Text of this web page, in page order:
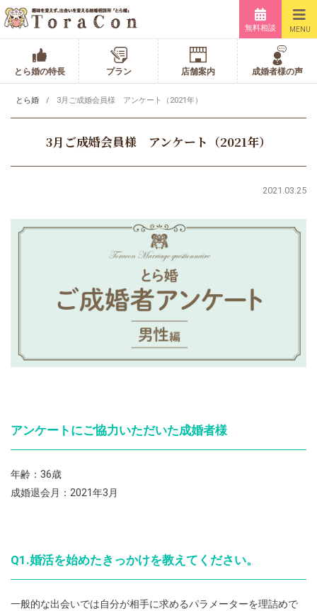
無料相談 MENU
とら婚の特長 プラン 店舗案内 成婚者様の声
とら婚 3月ご成婚会員様 アンケート（2021年）
3月ご成婚会員様 アンケート（2021年）
2021.03.25
アンケートにご協力いただいた成婚者様
年齢：36歳
成婚退会月：2021年3月
Q1.婚活を始めたきっかけを教えてください。
一般的な出会いでは自分が相手に求めるパラメーターを理詰めで